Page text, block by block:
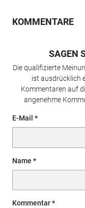
KOMMENTARE
SAGEN
Die qualifizierte
ist ausdrücklich
Kommentaren auf
angenehme
E-Mail
Name
Kommentar